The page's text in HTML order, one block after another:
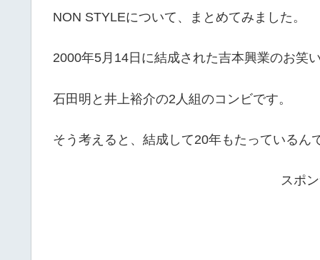
NON STYLEについて、まとめてみました。
2000年5月14日に結成された吉本興業のお笑
石田明と井上裕介の2人組のコンビです。
そう考えると、結成して20年もたっているん
スポ